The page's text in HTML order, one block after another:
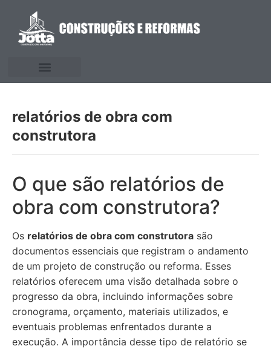
relatórios de obra com
construtora
O que são relatórios de
obra com construtora?
Os relatórios de obra com construtora são
documentos essenciais que registram o andamento
de um projeto de construção ou reforma. Esses
relatórios oferecem uma visão detalhada sobre o
progresso da obra, incluindo informações sobre
cronograma, orçamento, materiais utilizados, e
eventuais problemas enfrentados durante a
execução. A importância desse tipo de relatório se